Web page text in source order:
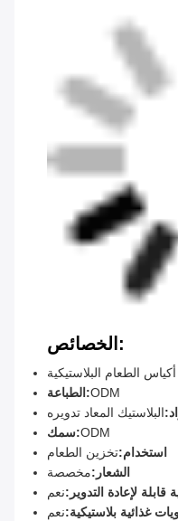
الخصائص:
الطعام البلاستيكية
الطباعة:ODM
البلاستيك المعاد تدويره
سمك:ODM
استخدام:تخزين الطعام
الشعار:مخصصة
قابلة لإعادة التدوير:
غذائية بلاستيكية: